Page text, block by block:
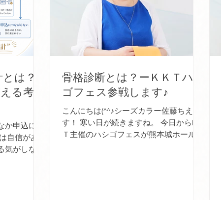
は？
る考え
か申込につ
自信があ
気がしな
骨格診断とは？ーＫＫＴハシ
ゴフェス参戦します♪
こんにちは(^^♪シーズカラー佐藤ちえで
す！ 寒い日が続きますね。 今日からKK
Ｔ主催のハシゴフェスが熊本城ホール全